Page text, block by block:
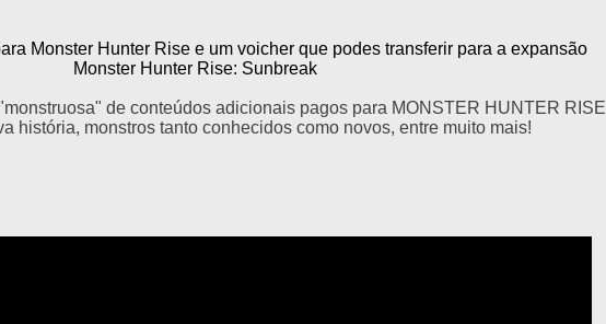
Monster Hunter Rise e um voicher que podes transferir para a expansão
Monster Hunter Rise: Sunbreak
de conteúdos adicionais pagos para MONSTER HUNTER RISE
história, monstros tanto conhecidos como novos, entre muito mais!